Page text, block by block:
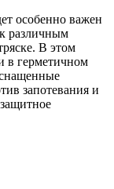
особенно важен
различным
В этом
в герметичном
запотевания и